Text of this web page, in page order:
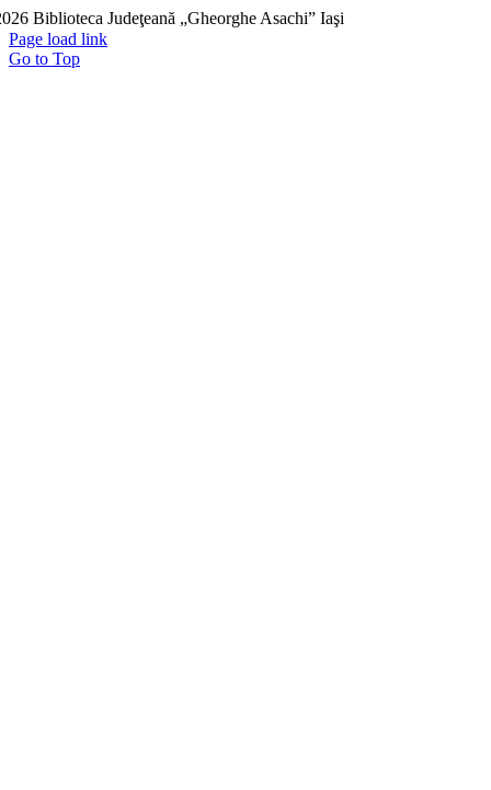
Biblioteca Judeţeană „Gheorghe Asachi” Iaşi
Page load link
Go to Top